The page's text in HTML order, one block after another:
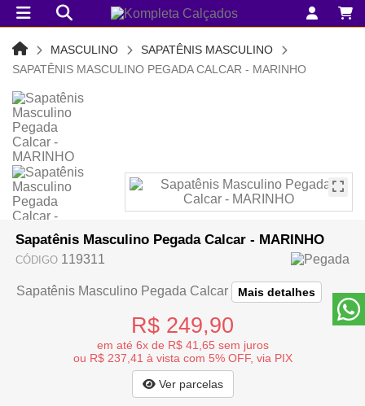
MASCULINO
SAPATÊNIS MASCULINO
SAPATÊNIS MASCULINO PEGADA CALCAR - MARINHO
Sapatênis Masculino Pegada Calcar - MARINHO
CÓDIGO 119311
Sapatênis Masculino Pegada Calcar Mais detalhes
R$ 249,90
em até 6x de R$ 41,65 sem juros
ou R$ 237,41 à vista com 5% OFF, via PIX
Ver parcelas